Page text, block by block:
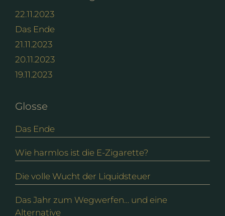
22.11.2023
Das Ende
21.11.2023
20.11.2023
19.11.2023
Glosse
Das Ende
Wie harmlos ist die E-Zigarette?
Die volle Wucht der Liquidsteuer
Das Jahr zum Wegwerfen… und eine
Alternative